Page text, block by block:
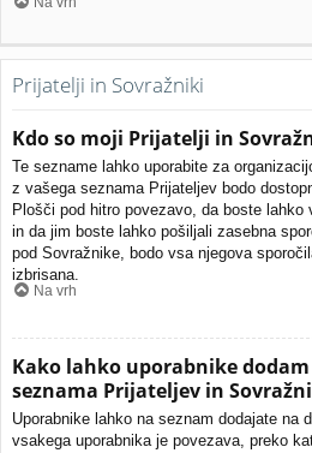
Prijatelji in Sovražniki
Kdo so moji Prijatelji in
Te sezname lahko uporabite za
z vašega seznama Prijateljev bodo
Plošči pod hitro povezavo, da boste
in da jim boste lahko pošiljali zasebna
pod Sovražnike, bodo vsa njegova
izbrisana.
Na vrh
Kako lahko uporabnike
seznama Prijateljev in
Uporabnike lahko na seznam dodajate na
vsakega uporabnika je povezava, preko